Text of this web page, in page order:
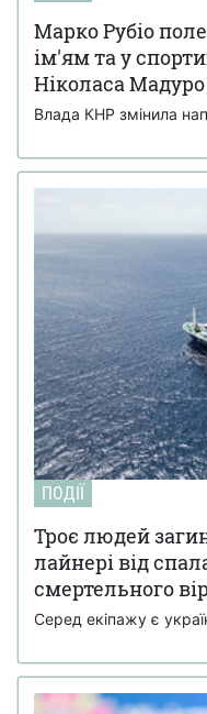
Марко Рубіо
ім'ям та у
Ніколаса Мадуро
Влада КНР змінила
ПОДІЇ
Троє людей
лайнері від
смертельного
Серед екіпажу є